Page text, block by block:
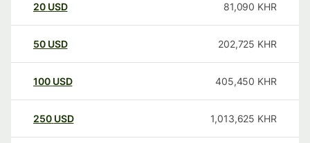
20 USD 81,090 KHR
50 USD 202,725 KHR
100 USD 405,450 KHR
250 USD 1,013,625 KHR